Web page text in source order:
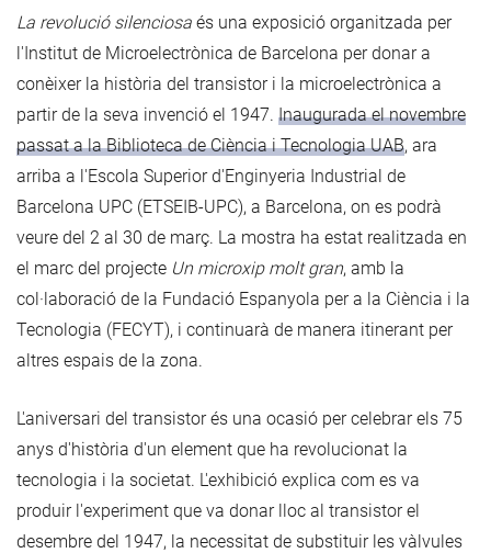
La revolució silenciosa és una exposició organitzada per
l'Institut de Microelectrònica de Barcelona per donar a
conèixer la història del transistor i la microelectrònica a
partir de la seva invenció el 1947. Inaugurada el novembre
passat a la Biblioteca de Ciència i Tecnologia UAB, ara
arriba a l'Escola Superior d'Enginyeria Industrial de
Barcelona UPC (ETSEIB-UPC), a Barcelona, on es podrà
veure del 2 al 30 de març. La mostra ha estat realitzada en
el marc del projecte Un microxip molt gran, amb la
col·laboració de la Fundació Espanyola per a la Ciència i la
Tecnologia (FECYT), i continuarà de manera itinerant per
altres espais de la zona.
L'aniversari del transistor és una ocasió per celebrar els 75
anys d'història d'un element que ha revolucionat la
tecnologia i la societat. L'exhibició explica com es va
produir l'experiment que va donar lloc al transistor el
desembre del 1947, la necessitat de substituir les vàlvules